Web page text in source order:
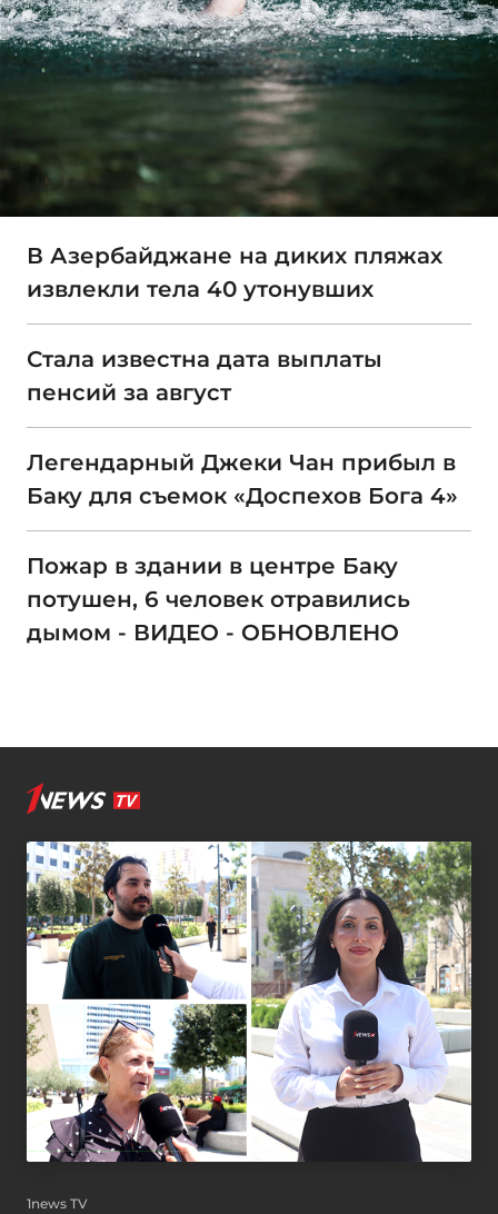
В Азербайджане на диких пляжах
извлекли тела 40 утонувших
Стала известна дата выплаты
пенсий за август
Легендарный Джеки Чан прибыл в
Баку для съемок «Доспехов Бога 4»
Пожар в здании в центре Баку
потушен, 6 человек отравились
дымом - ВИДЕО - ОБНОВЛЕНО
1news TV